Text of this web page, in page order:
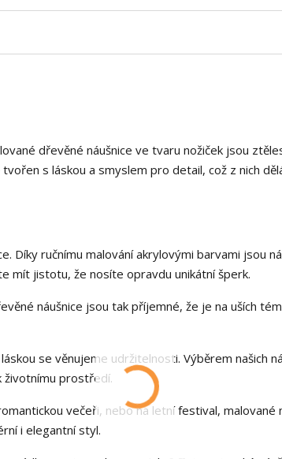
dřevěné náušnice ve tvaru nožiček jsou
s láskou a smyslem pro detail, což z nich
Díky ručnímu malování akrylovými barvami jsou
mít jistotu, že nosíte opravdu unikátní šperk.
náušnice jsou tak příjemné, že je na uších
se věnujeme udržitelnosti. Výběrem našich
prostředí.
večeři, nebo na letní festival, malované
i elegantní styl.